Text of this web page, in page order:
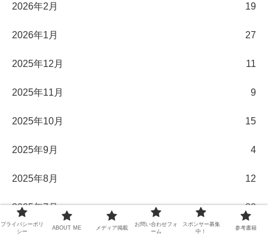
2026年2月 19
2026年1月 27
2025年12月 11
2025年11月 9
2025年10月 15
2025年9月 4
2025年8月 12
2025年7月 33
プライバシーポリ
シー
ABOUT ME メディア掲載
お問い合わせフォ
ーム
スポンサー募集
中！
参考書籍